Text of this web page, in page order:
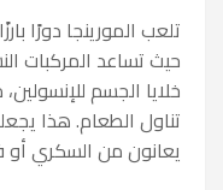
تلعب المورينجا دورًا
حيث تساعد المركبات
خلايا الجسم
تناول الطعام. هذا
يعانون من السكري